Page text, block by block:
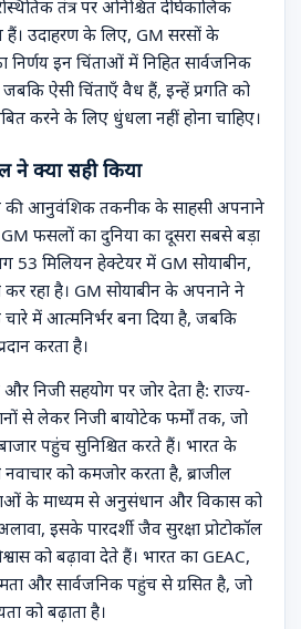
तंत्र पर अनिश्चित दीर्घकालिक
हैं। उदाहरण के लिए, GM सरसों के
निर्णय इन चिंताओं में निहित सार्वजनिक
जबकि ऐसी चिंताएँ वैध हैं, इन्हें प्रगति को
करने के लिए धुंधला नहीं होना चाहिए।
ने क्या सही किया
की आनुवंशिक तकनीक के साहसी अपनाने
फसलों का दुनिया का दूसरा सबसे बड़ा
53 मिलियन हेक्टेयर में GM सोयाबीन,
रहा है। GM सोयाबीन के अपनाने ने
में आत्मनिर्भर बना दिया है, जबकि
करता है।
निजी सहयोग पर जोर देता है: राज्य-
से लेकर निजी बायोटेक फर्मों तक, जो
पहुंच सुनिश्चित करते हैं। भारत के
को कमजोर करता है, ब्राजील
के माध्यम से अनुसंधान और विकास को
इसके पारदर्शी जैव सुरक्षा प्रोटोकॉल
को बढ़ावा देते हैं। भारत का GEAC,
और सार्वजनिक पहुंच से ग्रसित है, जो
को बढ़ाता है।